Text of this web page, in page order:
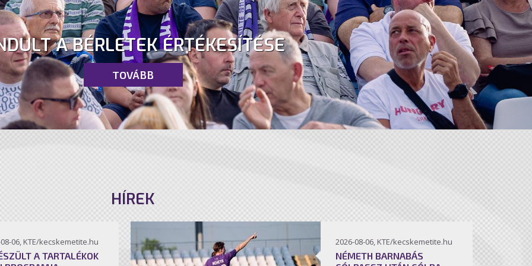
A BÉRLETEK ÉRTÉKESÍTÉSE
TOVÁBB
HÍREK
06, KTE/kecskemetite.hu
A TARTALÉKOK
2026-08-06, KTE/kecskemetite.hu
NÉMETH BARNABÁS